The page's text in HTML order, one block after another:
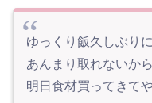
ゆっくり飯久しぶり
あんまり取れないか
明日食材買ってきて